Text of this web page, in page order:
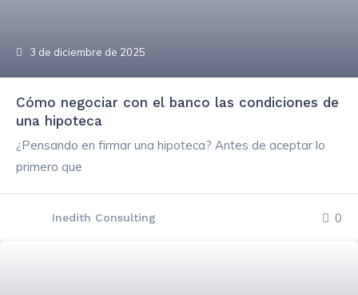
3 de diciembre de 2025
Cómo negociar con el banco las condiciones de
una hipoteca
¿Pensando en firmar una hipoteca? Antes de aceptar lo
primero que
Inedith Consulting 0